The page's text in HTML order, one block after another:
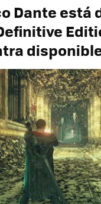
Dante está